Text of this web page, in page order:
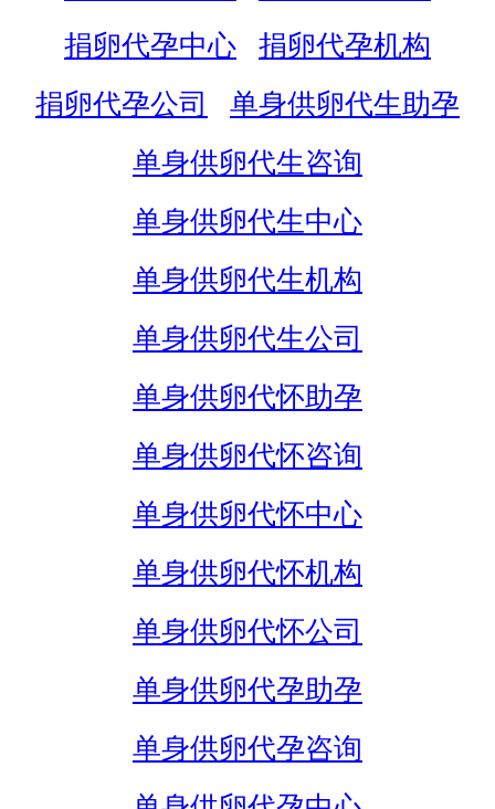
捐卵代孕中心
捐卵代孕机构
捐卵代孕公司
单身供卵代生助孕
单身供卵代生咨询
单身供卵代生中心
单身供卵代生机构
单身供卵代生公司
单身供卵代怀助孕
单身供卵代怀咨询
单身供卵代怀中心
单身供卵代怀机构
单身供卵代怀公司
单身供卵代孕助孕
单身供卵代孕咨询